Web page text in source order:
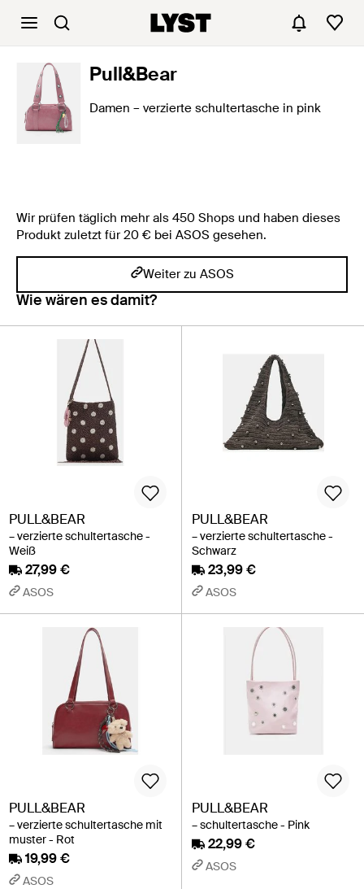
Pull&Bear
Damen – verzierte schultertasche in pink
Wir prüfen täglich mehr als 450 Shops und haben dieses
Produkt zuletzt für 20 € bei ASOS gesehen.
Weiter zu ASOS
Wie wären es damit?
PULL&BEAR
– verzierte schultertasche -
Weiß
27,99 €
ASOS
PULL&BEAR
– verzierte schultertasche -
Schwarz
23,99 €
ASOS
PULL&BEAR
– verzierte schultertasche mit
muster - Rot
19,99 €
ASOS
PULL&BEAR
– schultertasche - Pink
22,99 €
ASOS